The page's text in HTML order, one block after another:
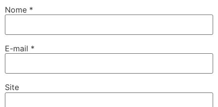
Nome *
E-mail *
Site